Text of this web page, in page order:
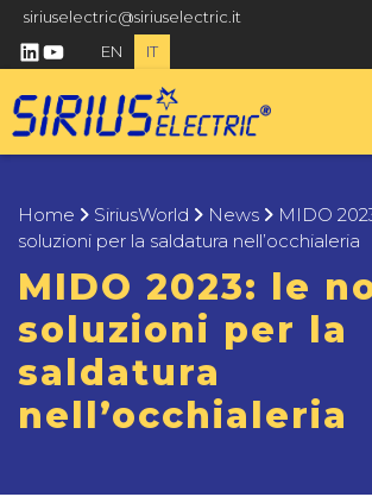
siriuselectric@siriuselectric.it
linkedin
youtube
EN IT
Home SiriusWorld News
MIDO
soluzioni per la saldatura nell’occhialeria
MIDO 2023: le
soluzioni per la
saldatura
nell’occhialeria